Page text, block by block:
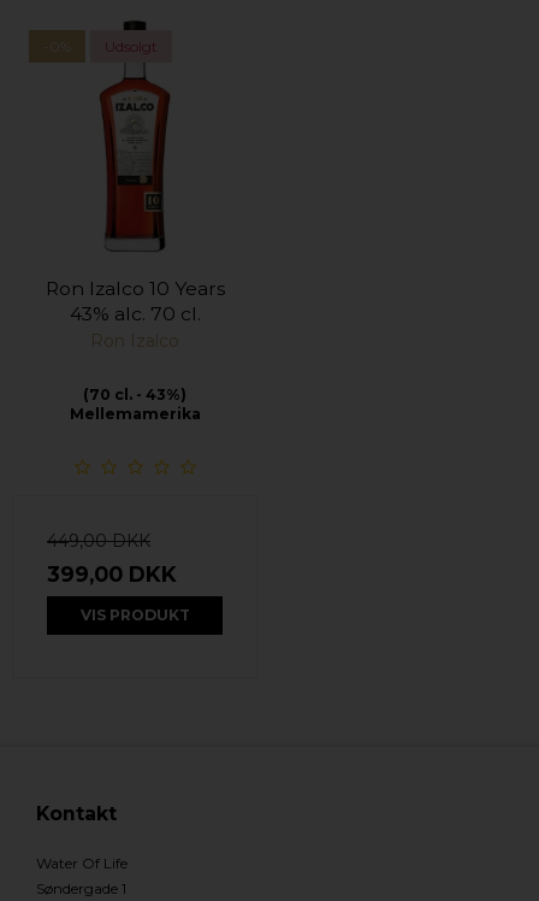
-0% Udsolgt
Ron Izalco 10 Years
43% alc. 70 cl.
Ron Izalco
(70 cl. - 43%)
Mellemamerika
449,00 DKK
399,00 DKK
VIS PRODUKT
Kontakt
Water Of Life
Søndergade 1